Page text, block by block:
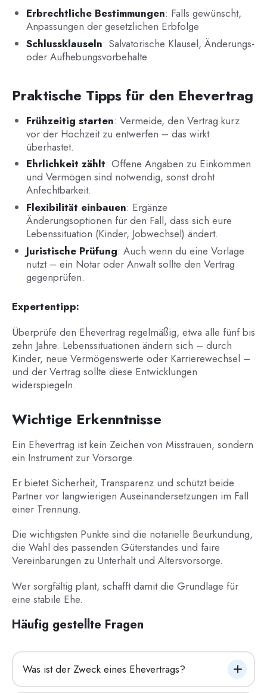
Erbrechtliche Bestimmungen: Falls gewünscht,
Anpassungen der gesetzlichen Erbfolge
Schlussklauseln: Salvatorische Klausel, Änderungs-
oder Aufhebungsvorbehalte
Praktische Tipps für den Ehevertrag
Frühzeitig starten: Vermeide, den Vertrag kurz
vor der Hochzeit zu entwerfen – das wirkt
überhastet.
Ehrlichkeit zählt: Offene Angaben zu Einkommen
und Vermögen sind notwendig, sonst droht
Anfechtbarkeit.
Flexibilität einbauen: Ergänze
Änderungsoptionen für den Fall, dass sich eure
Lebenssituation (Kinder, Jobwechsel) ändert.
Juristische Prüfung: Auch wenn du eine Vorlage
nutzt – ein Notar oder Anwalt sollte den Vertrag
gegenprüfen.
Expertentipp:
Überprüfe den Ehevertrag regelmäßig, etwa alle fünf bis
zehn Jahre. Lebenssituationen ändern sich – durch
Kinder, neue Vermögenswerte oder Karrierewechsel –
und der Vertrag sollte diese Entwicklungen
widerspiegeln.
Wichtige Erkenntnisse
Ein Ehevertrag ist kein Zeichen von Misstrauen, sondern
ein Instrument zur Vorsorge.
Er bietet Sicherheit, Transparenz und schützt beide
Partner vor langwierigen Auseinandersetzungen im Fall
einer Trennung.
Die wichtigsten Punkte sind die notarielle Beurkundung,
die Wahl des passenden Güterstandes und faire
Vereinbarungen zu Unterhalt und Altersvorsorge.
Wer sorgfältig plant, schafft damit die Grundlage für
eine stabile Ehe.
Häufig gestellte Fragen
Was ist der Zweck eines Ehevertrags?